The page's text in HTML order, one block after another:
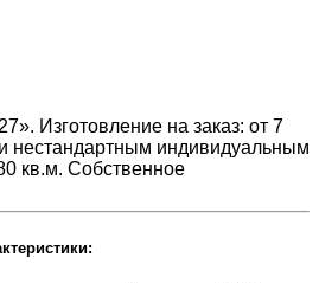
Изготовление на заказ: от 7
нестандартным индивидуальным
кв.м. Собственное